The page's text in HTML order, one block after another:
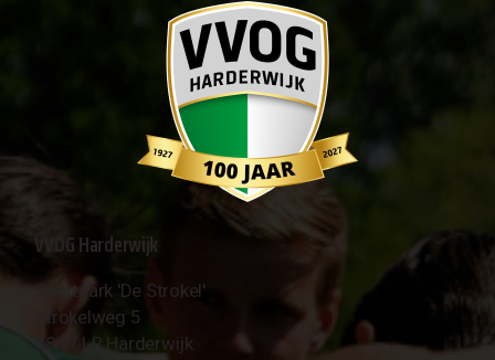
VVOG Harderwijk
Sportpark 'De Strokel'
Strokelweg 5
3847 LR Harderwijk